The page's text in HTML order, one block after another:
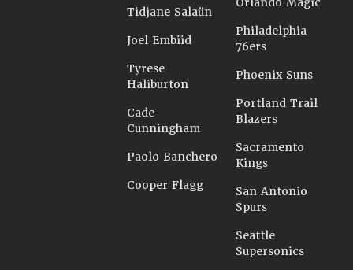
Tidjane Salaün
Joel Embiid
Tyrese
Haliburton
Cade
Cunningham
Paolo Banchero
Cooper Flagg
Philadelphia
76ers
Phoenix Suns
Portland Trail
Blazers
Sacramento
Kings
San Antonio
Spurs
Seattle
Supersonics